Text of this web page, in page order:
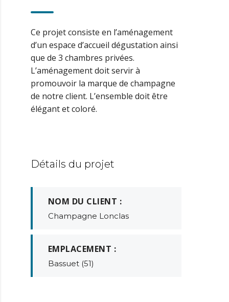
Ce projet consiste en l’aménagement
d’un espace d’accueil dégustation ainsi
que de 3 chambres privées.
L’aménagement doit servir à
promouvoir la marque de champagne
de notre client. L’ensemble doit être
élégant et coloré.
Détails du projet
NOM DU CLIENT :
Champagne Lonclas
EMPLACEMENT :
Bassuet (51)